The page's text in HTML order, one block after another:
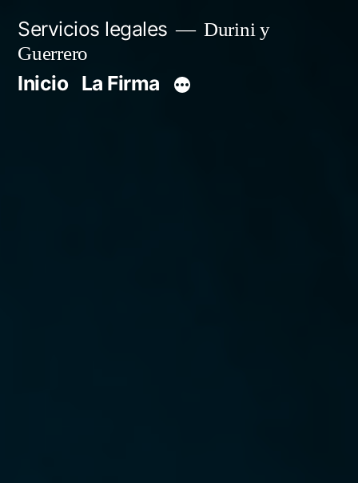
Servicios legales
Durini y
Guerrero
Inicio La Firma